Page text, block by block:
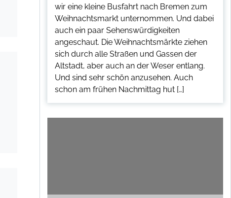
wir eine kleine Busfahrt nach Bremen zum
Weihnachtsmarkt unternommen. Und dabei
auch ein paar Sehenswürdigkeiten
angeschaut. Die Weihnachtsmärkte ziehen
sich durch alle Straßen und Gassen der
Altstadt, aber auch an der Weser entlang.
Und sind sehr schön anzusehen. Auch
schon am frühen Nachmittag hut […]